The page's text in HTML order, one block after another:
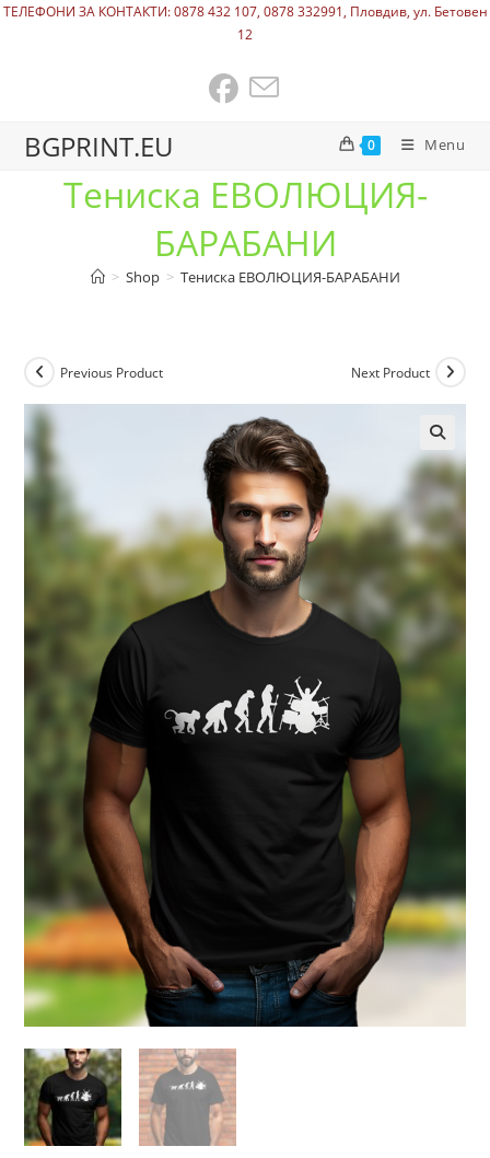
ТЕЛЕФОНИ ЗА КОНТАКТИ: 0878 432 107, 0878 332991, Пловдив, ул. Бетовен
12
BGPRINT.EU 0 Menu
Тениска ЕВОЛЮЦИЯ-
БАРАБАНИ
> Shop > Тениска ЕВОЛЮЦИЯ-БАРАБАНИ
Previous Product Next Product